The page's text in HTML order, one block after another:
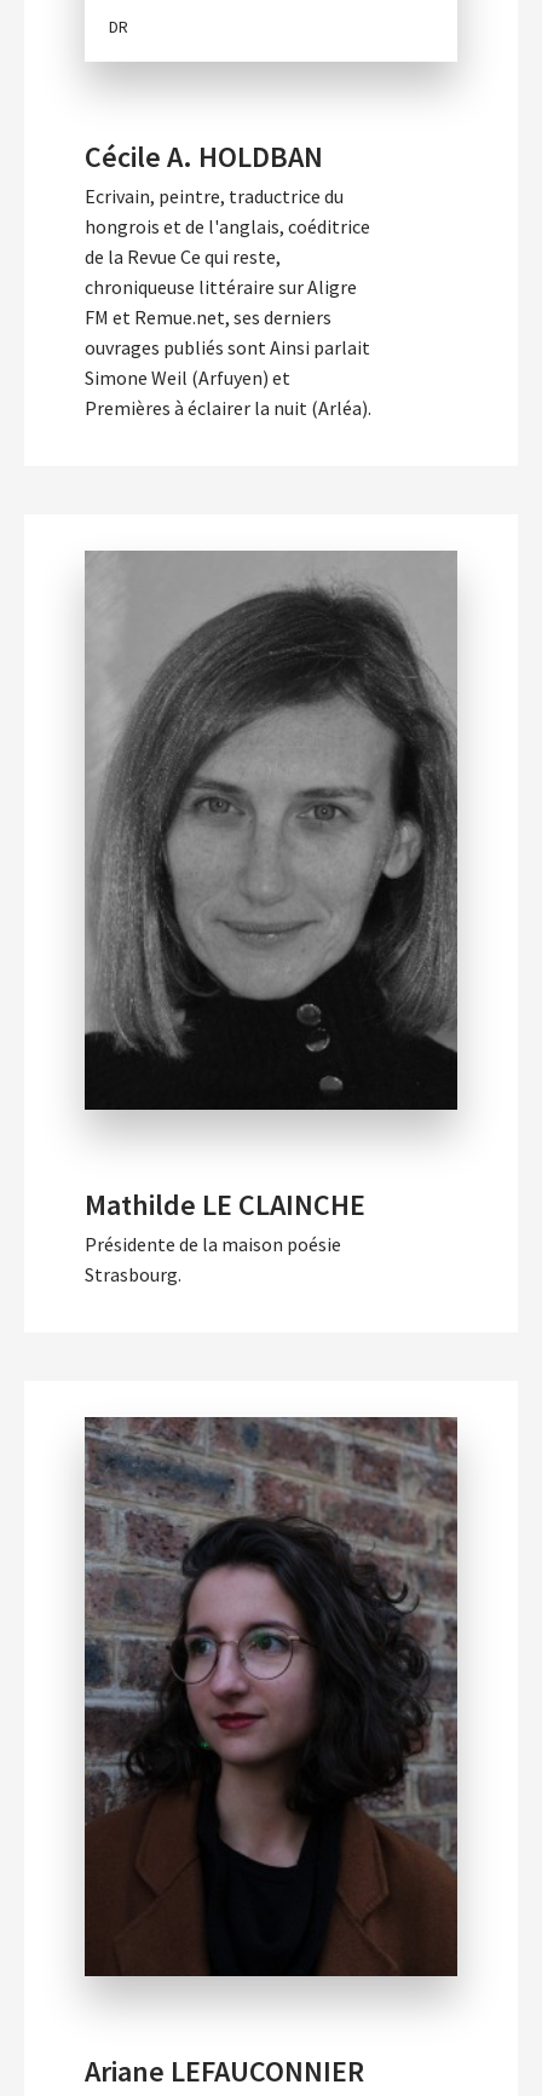
DR
Cécile A. HOLDBAN
Ecrivain, peintre, traductrice du
hongrois et de l'anglais, coéditrice
de la Revue Ce qui reste,
chroniqueuse littéraire sur Aligre
FM et Remue.net, ses derniers
ouvrages publiés sont Ainsi parlait
Simone Weil (Arfuyen) et
Premières à éclairer la nuit (Arléa).
Mathilde LE CLAINCHE
Présidente de la maison poésie
Strasbourg.
Ariane LEFAUCONNIER